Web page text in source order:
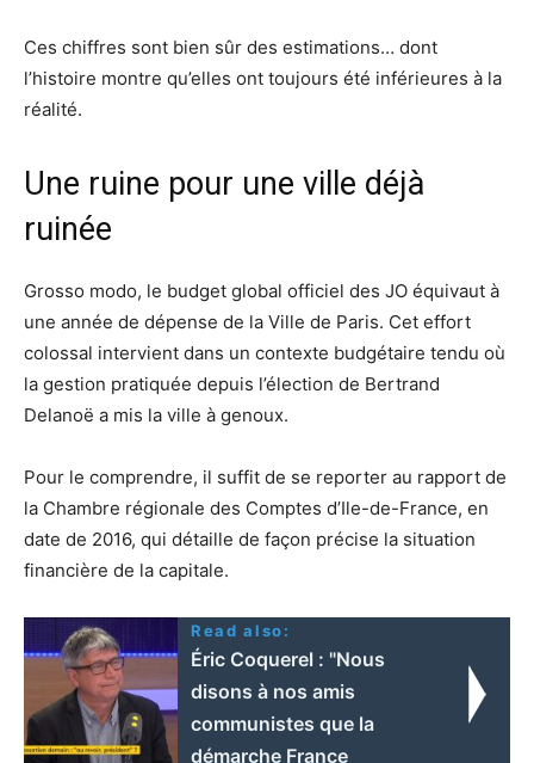
Ces chiffres sont bien sûr des estimations… dont
l’histoire montre qu’elles ont toujours été inférieures à la
réalité.
Une ruine pour une ville déjà
ruinée
Grosso modo, le budget global officiel des JO équivaut à
une année de dépense de la Ville de Paris. Cet effort
colossal intervient dans un contexte budgétaire tendu où
la gestion pratiquée depuis l’élection de Bertrand
Delanoë a mis la ville à genoux.
Pour le comprendre, il suffit de se reporter au rapport de
la Chambre régionale des Comptes d’Ile-de-France, en
date de 2016, qui détaille de façon précise la situation
financière de la capitale.
Read also:
Éric Coquerel : "Nous
disons à nos amis
communistes que la
démarche France